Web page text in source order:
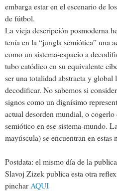
embarga estar en el escenario de
de fútbol.
La vieja descripción posmoderna
tenía en la “jungla semiótica” una
como un sistema-espacio a
tubo catódico en su equivalente
ser una totalidad abstracta y global
decodificar. No sabemos si
signos como un dignísimo
actual desorden mundial, o
semiótico en ese sistema-mundo.
mayúscula) se encuentran en
Postdata: el mismo día de la
Slavoj Zizek publica esta otra
pincharAQUI